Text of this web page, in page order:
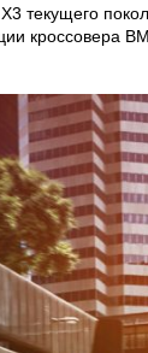
текущего
кроссовера